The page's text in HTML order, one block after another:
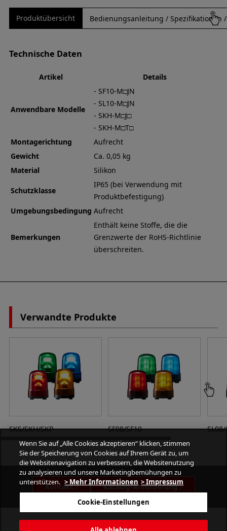
Produktübersicht Bedienungsanleitung / Spezifikationen
Technische Daten
Artikel Details
Anwendbare Modelle
- SF10-M□JN
- SL10-M□JN
- SKH-M□J□
- SKH-M□T□
Montagerichtung
Aufrecht
Gewicht
Ca. 0,05 kg
Material
Silikon
Schutzklasse
IP65 (bei Verwendung mit
Produktbefestigung)
Umgebungsbedingung Aufrecht
Bemerkungen
Enthält keine Stoffe, die die
Grenzwerte der RoHS-Richtlinie
überschreiten.
Verwandte Produkte
SKS/SKH/SKP SF08/SF10 SL08/
Kontakt Katalog-Anforderung
Wenn Sie auf „Alle Cookies akzeptieren“ klicken, stimmen
Sie der Speicherung von Cookies auf Ihrem Gerät zu, um
die Websitenavigation zu verbessern, die Websitenutzung
zu analysieren und unsere Marketingbemühungen zu
unterstützen. > Mehr Informationen > Impressum
Cookie-Einstellungen